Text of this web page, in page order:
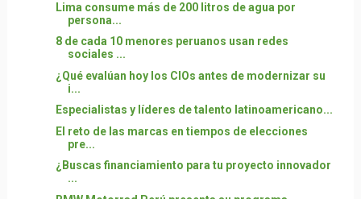
Lima consume más de 200 litros de agua por
persona...
8 de cada 10 menores peruanos usan redes
sociales ...
¿Qué evalúan hoy los CIOs antes de modernizar su
i...
Especialistas y líderes de talento latinoamericano...
El reto de las marcas en tiempos de elecciones
pre...
¿Buscas financiamiento para tu proyecto innovador
...